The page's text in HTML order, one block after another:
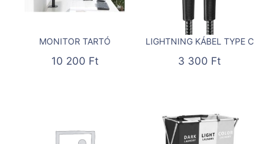
MONITOR TARTÓ
10 200 Ft
LIGHTNING KÁBEL TYPE C
3 300 Ft